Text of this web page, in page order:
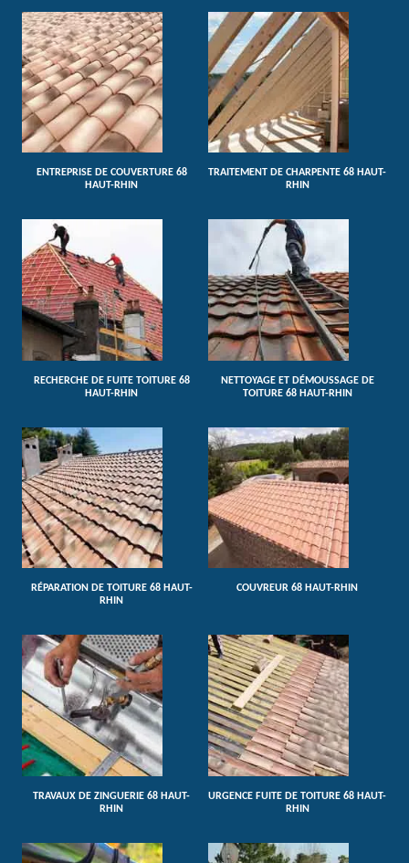
ENTREPRISE DE COUVERTURE 68
HAUT-RHIN
TRAITEMENT DE CHARPENTE 68 HAUT-
RHIN
RECHERCHE DE FUITE TOITURE 68
HAUT-RHIN
NETTOYAGE ET DÉMOUSSAGE DE
TOITURE 68 HAUT-RHIN
RÉPARATION DE TOITURE 68 HAUT-
RHIN
COUVREUR 68 HAUT-RHIN
TRAVAUX DE ZINGUERIE 68 HAUT-
RHIN
URGENCE FUITE DE TOITURE 68 HAUT-
RHIN